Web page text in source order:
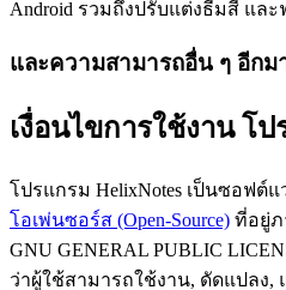
Android รวมถึงปรับแต่งธีมสี แล
และความสามารถอื่น ๆ อีกม
เงื่อนไขการใช้งาน โ
โปรแกรม HelixNotes เป็นซอฟต์
โอเพ่นซอร์ส (Open-Source) ที่อยู่ภ
GNU GENERAL PUBLIC
ว่าผู้ใช้สามารถใช้งาน, ดัดแปลง,